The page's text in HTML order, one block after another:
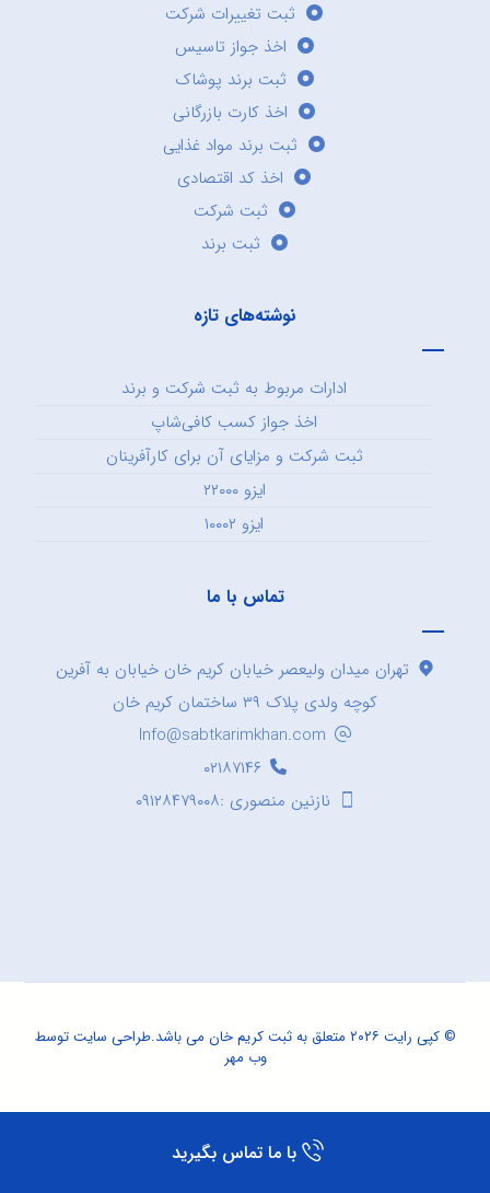
ثبت تغییرات شرکت
اخذ جواز تاسیس
ثبت برند پوشاک
اخذ کارت بازرگانی
ثبت برند مواد غذایی
اخذ کد اقتصادی
ثبت شرکت
ثبت برند
نوشته‌های تازه
ادارات مربوط به ثبت شرکت و برند
اخذ جواز کسب کافی‌شاپ
ثبت شرکت و مزایای آن برای کارآفرینان
ایزو ۲۲۰۰۰
ایزو ۱۰۰۰۲
تماس با ما
تهران میدان ولیعصر خیابان کریم خان خیابان به آفرین
کوچه ولدی پلاک ۳۹ ساختمان کریم خان
Info@sabtkarimkhan.com
۰۲۱۸۷۱۴۶
نازنین منصوری :۰۹۱۲۸۴۷۹۰۰۸
© کپی رایت ۲۰۲۶ متعلق به ثبت کریم خان می باشد. طراحی سایتتوسط
وب مهر
با ما تماس بگیرید